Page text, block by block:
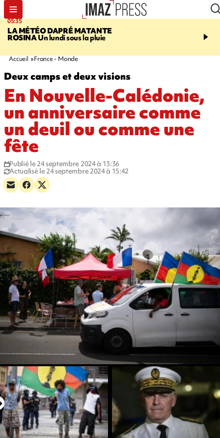
05:35
LA MÉTÉO DAPRÉ MATANTE
ROSINAUn lundi sous la pluie
07:47
ses deux enfants
Accueil France - Monde
Deux camps et deux visions
En Nouvelle-Calédonie,
un anniversaire comme
un deuil ou comme une
fête
Publié le 24 septembre 2024 à 13:36
Actualisé le 24 septembre 2024 à 15:42